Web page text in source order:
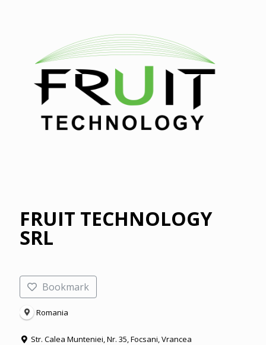
FRUIT TECHNOLOGY
SRL
Bookmark
Romania
Str. Calea Munteniei, Nr. 35, Focsani, Vrancea